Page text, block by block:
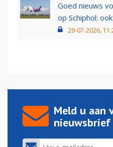
Goed nieuws
op Schiphol:
29-07-2026,
Meld u aan
nieuwsbrief